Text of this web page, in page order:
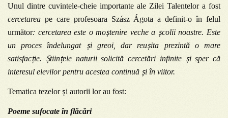
Unul dintre cuvintele-cheie importante ale Zilei Talentelor a fost
cercetarea pe care profesoara Szász Ágotaa definit-o în felul
următor: cercetarea este o moștenire veche a școlii noastre. Este
un proces îndelungat și greoi, dar reușita prezintă o mare
satisfacție. Științele naturii solicită cercetări infinite și sper că
interesul elevilor pentru acestea continuă și în viitor.
Tematica tezelorși autorii lor au fost:
Poeme sufocate în flăcări